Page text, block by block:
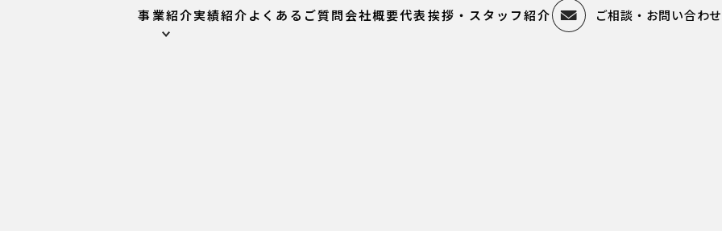
事業紹介実績紹介よくあるご質問会社概要代表挨拶・スタッフ紹介 ご相談・お問い合わせ